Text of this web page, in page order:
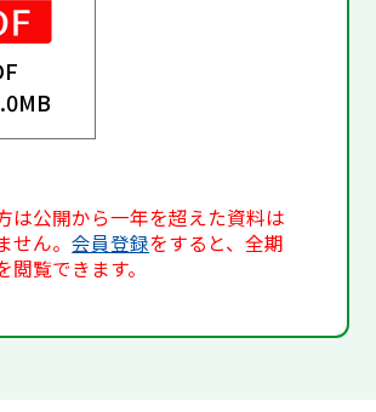
は公開から一年を超えた資料は
せん。会員登録をすると、全期
閲覧できます。